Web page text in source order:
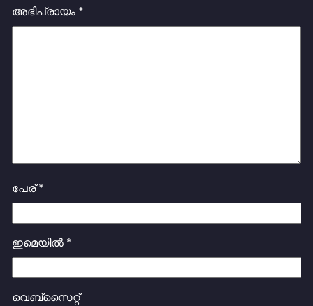
അഭിപ്രായം *
പേര്*
ഇമെയിൽ *
വെബ്സൈറ്റ്